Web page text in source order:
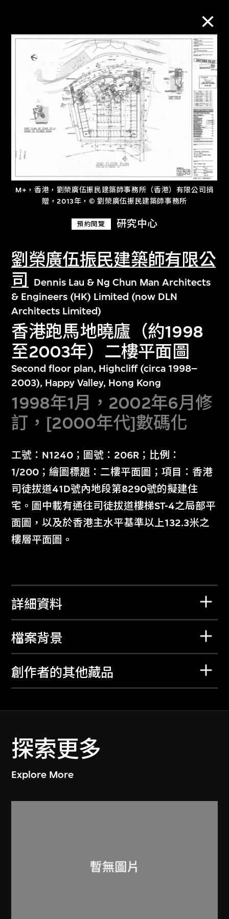
M+，香港，劉榮廣伍振民建築師事務所（香港）有限公司捐
贈，2013年，© 劉榮廣伍振民建築師事務所
預約閱覽 研究中心
劉榮廣伍振民建築師有限公
司
Dennis Lau & Ng Chun Man Architects
& Engineers (HK) Limited (now DLN
Architects Limited)
香港跑馬地曉廬（約1998
至2003年）二樓平面圖
Second floor plan, Highcliff (circa 1998–
2003), Happy Valley, Hong Kong
1998年1月，2002年6月修
訂，[2000年代]數碼化
工號：N1240；圖號：206R；比例：
1/200；繪圖標題：二樓平面圖；項目：香港
司徒拔道41D號內地段第8290號的擬建住
宅。圖中載有通往司徒拔道樓梯ST-4之局部平
面圖，以及於香港主水平基準以上132.3米之
樓層平面圖。
詳細資料
檔案背景
創作者的其他藏品
探索更多
Explore More
M+藏品
進一步篩選 搜索
探索世界頂級的二十及二十一世紀視覺